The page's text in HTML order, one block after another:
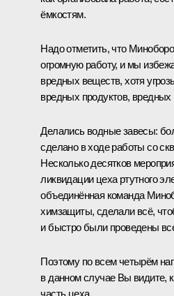
ёмкостям.
Надо отметить, что
огромную работу, и мы
вредных веществ, хотя
вредных продуктов,
Делались водные завесы:
сделано в ходе работы со
Несколько десятков
ликвидации цеха ртутного
объединённая команда
химзащиты, сделали всё,
и быстро были проведены
Поэтому по всем четырём
в данном случае Вы видите,
часть цеха…